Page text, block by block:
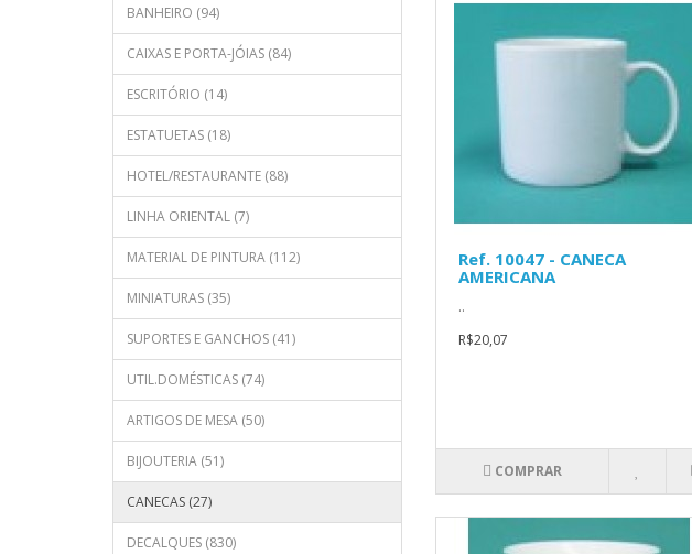
BANHEIRO (94)
CAIXAS E PORTA-JÓIAS (84)
ESCRITÓRIO (14)
ESTATUETAS (18)
HOTEL/RESTAURANTE (88)
LINHA ORIENTAL (7)
MATERIAL DE PINTURA (112)
MINIATURAS (35)
SUPORTES E GANCHOS (41)
UTIL.DOMÉSTICAS (74)
ARTIGOS DE MESA (50)
BIJOUTERIA (51)
CANECAS (27)
DECALQUES (830)
Ref. 10047 - CANECA
AMERICANA
..
R$20,07
COMPRAR